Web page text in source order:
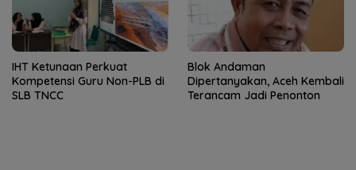
IHT Ketunaan Perkuat
Kompetensi Guru Non-PLB di
SLB TNCC
Blok Andaman
Dipertanyakan, Aceh Kembali
Terancam Jadi Penonton